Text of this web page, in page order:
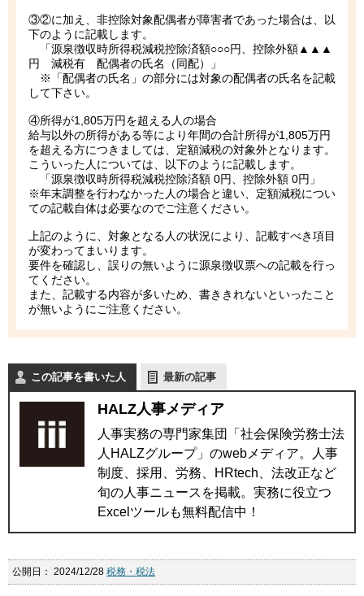
③②に加え、非控除対象配偶者が障害者であった場合は、以
下のように記載します。
「源泉徴収時所得税減税控除済額○○○円、控除外額▲▲▲
円 減税有 配偶者の氏名（同配）」
※「配偶者の氏名」の部分には対象の配偶者の氏名を記載
して下さい。
④所得が1,805万円を超える人の場合
給与以外の所得がある等により年間の合計所得が1,805万円
を超える方につきましては、定額減税の対象外となります。
こういった人については、以下のように記載します。
「源泉徴収時所得税減税控除済額 0円、控除外額 0円」
※年末調整を行わなかった人の場合と違い、定額減税につい
ての記載自体は必要なのでご注意ください。
上記のように、対象となる人の状況により、記載すべき項目
が変わってまいります。
要件を確認し、誤りの無いように源泉徴収票への記載を行っ
てください。
また、記載する内容が多いため、書ききれないといったこと
が無いようにご注意ください。
この記事を書いた人 最新の記事
HALZ人事メディア
人事実務の専門家集団「社会保険労務士法
人HALZグループ」のwebメディア。人事
制度、採用、労務、HRtech、法改正など
旬の人事ニュースを掲載。実務に役立つ
Excelツールも無料配信中！
公開日： 2024/12/28 税務・税法